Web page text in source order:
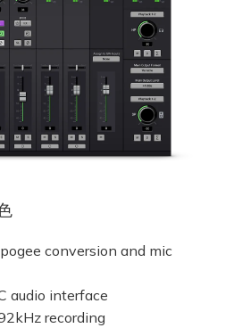
conversion and mic
audio interface
recording